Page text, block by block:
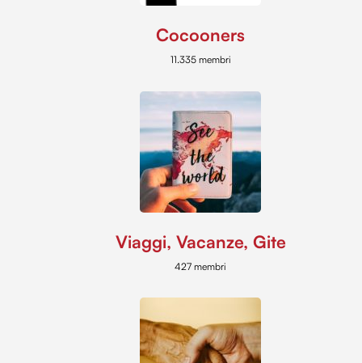
Cocooners
11.335 membri
Viaggi, Vacanze, Gite
427 membri